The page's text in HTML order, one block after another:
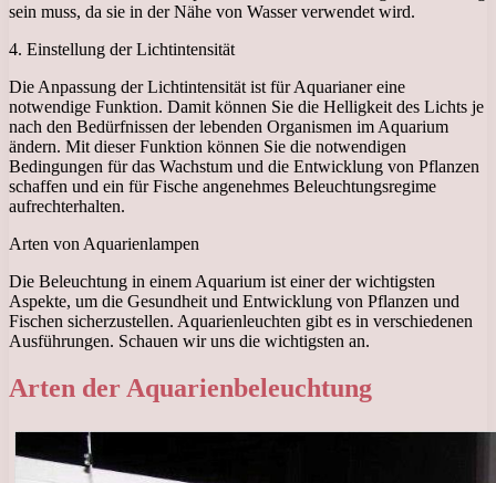
sein muss, da sie in der Nähe von Wasser verwendet wird.
4. Einstellung der Lichtintensität
Die Anpassung der Lichtintensität ist für Aquarianer eine
notwendige Funktion. Damit können Sie die Helligkeit des Lichts je
nach den Bedürfnissen der lebenden Organismen im Aquarium
ändern. Mit dieser Funktion können Sie die notwendigen
Bedingungen für das Wachstum und die Entwicklung von Pflanzen
schaffen und ein für Fische angenehmes Beleuchtungsregime
aufrechterhalten.
Arten von Aquarienlampen
Die Beleuchtung in einem Aquarium ist einer der wichtigsten
Aspekte, um die Gesundheit und Entwicklung von Pflanzen und
Fischen sicherzustellen. Aquarienleuchten gibt es in verschiedenen
Ausführungen. Schauen wir uns die wichtigsten an.
Arten der Aquarienbeleuchtung